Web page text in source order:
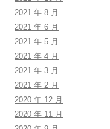
2021 年 8 月
2021 年 6 月
2021 年 5 月
2021 年 4 月
2021 年 3 月
2021 年 2 月
2020 年 12 月
2020 年 11 月